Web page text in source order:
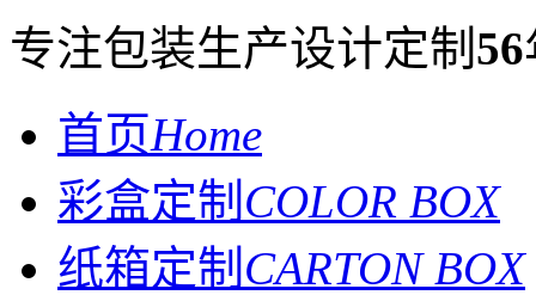
专注包装生产设计定制 56
首页Home
彩盒定制 COLOR BOX
纸箱定制 CARTON BOX